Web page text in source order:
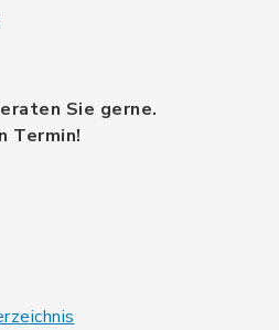
Sie gerne.
Termin!